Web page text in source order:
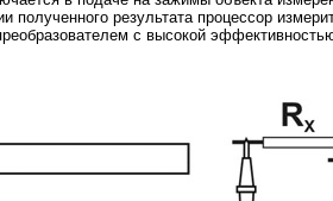
полученного результата процессор
с высокой